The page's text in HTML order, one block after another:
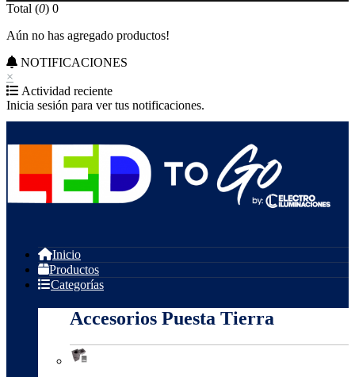
Total (0) 0
Aún no has agregado productos!
NOTIFICACIONES
×
Actividad reciente
Inicia sesión para ver tus notificaciones.
Inicio
Productos
Categorías
Accesorios Puesta Tierra